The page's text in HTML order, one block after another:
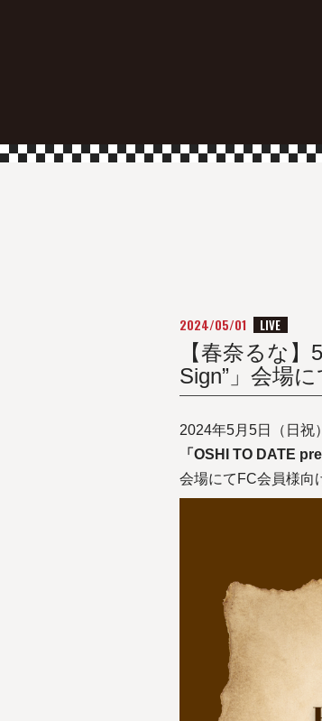
2024/05/01 LIVE
【春奈るな
Sign”」会場
2024年5月5日（日祝
「OSHI TO DATE
会場にてFC会員様向